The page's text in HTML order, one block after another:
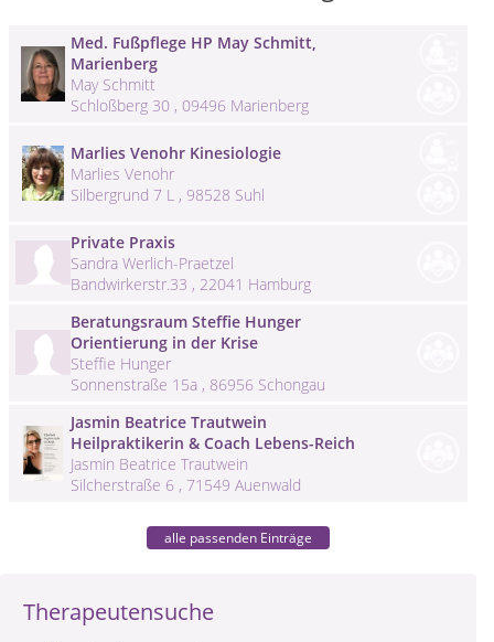
Therapeutensuche
Med. Fußpflege HP May Schmitt,
Marienberg
May Schmitt
Schloßberg 30 , 09496 Marienberg
Marlies Venohr Kinesiologie
Marlies Venohr
Silbergrund 7 L , 98528 Suhl
Private Praxis
Sandra Werlich-Praetzel
Bandwirkerstr.33 , 22041 Hamburg
Beratungsraum Steffie Hunger
Orientierung in der Krise
Steffie Hunger
Sonnenstraße 15a , 86956 Schongau
Jasmin Beatrice Trautwein
Heilpraktikerin & Coach Lebens-Reich
Jasmin Beatrice Trautwein
Silcherstraße 6 , 71549 Auenwald
alle passenden Einträge